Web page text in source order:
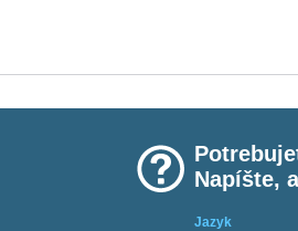
Napíšte,
Jazyk